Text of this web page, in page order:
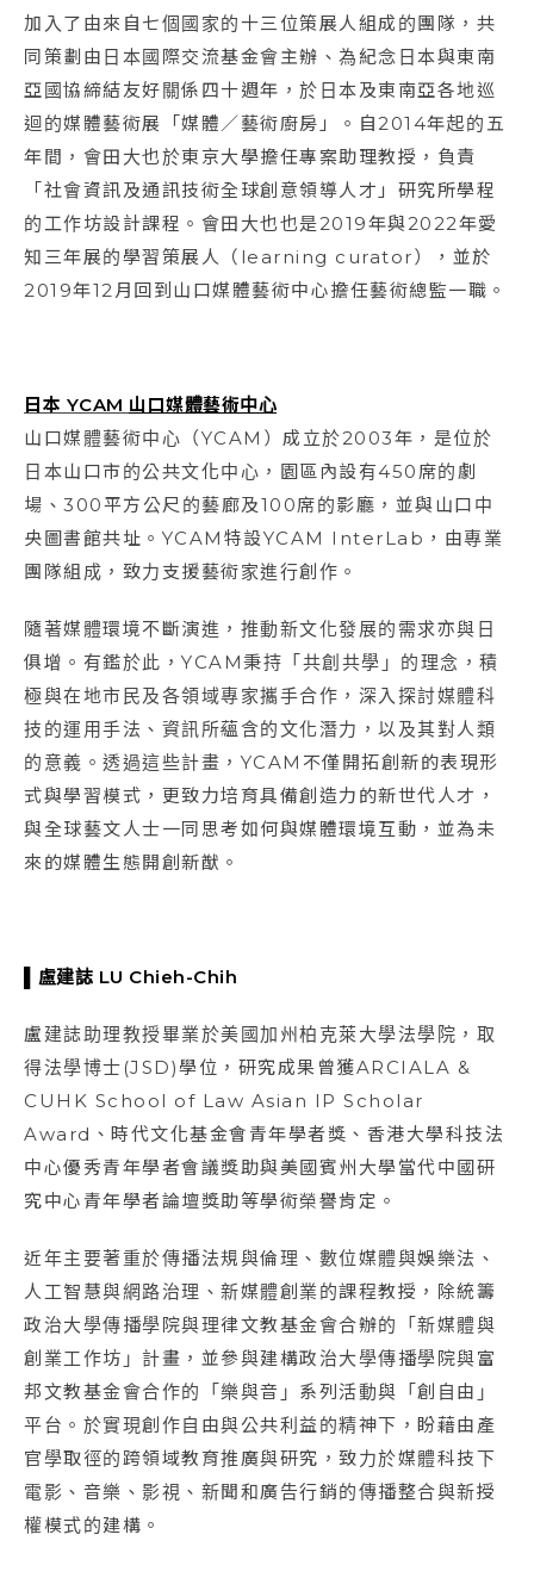
加入了由來自七個國家的十三位策展人組成的團隊，共
同策劃由日本國際交流基金會主辦、為紀念日本與東南
亞國協締結友好關係四十週年，於日本及東南亞各地巡
迴的媒體藝術展「媒體／藝術廚房」。自2014年起的五
年間，會田大也於東京大學擔任專案助理教授，負責
「社會資訊及通訊技術全球創意領導人才」研究所學程
的工作坊設計課程。會田大也也是2019年與2022年愛
知三年展的學習策展人（learning curator），並於
2019年12月回到山口媒體藝術中心擔任藝術總監一職。
日本 YCAM 山口媒體藝術中心
山口媒體藝術中心（YCAM）成立於2003年，是位於
日本山口市的公共文化中心，園區內設有450席的劇
場、300平方公尺的藝廊及100席的影廳，並與山口中
央圖書館共址。YCAM特設YCAM InterLab，由專業
團隊組成，致力支援藝術家進行創作。
隨著媒體環境不斷演進，推動新文化發展的需求亦與日
俱增。有鑑於此，YCAM秉持「共創共學」的理念，積
極與在地市民及各領域專家攜手合作，深入探討媒體科
技的運用手法、資訊所蘊含的文化潛力，以及其對人類
的意義。透過這些計畫，YCAM不僅開拓創新的表現形
式與學習模式，更致力培育具備創造力的新世代人才，
與全球藝文人士一同思考如何與媒體環境互動，並為未
來的媒體生態開創新猷。
▌盧建誌 LU Chieh-Chih
盧建誌助理教授畢業於美國加州柏克萊大學法學院，取
得法學博士(JSD)學位，研究成果曾獲ARCIALA &
CUHK School of Law Asian IP Scholar
Award、時代文化基金會青年學者獎、香港大學科技法
中心優秀青年學者會議獎助與美國賓州大學當代中國研
究中心青年學者論壇獎助等學術榮譽肯定。
近年主要著重於傳播法規與倫理、數位媒體與娛樂法、
人工智慧與網路治理、新媒體創業的課程教授，除統籌
政治大學傳播學院與理律文教基金會合辦的「新媒體與
創業工作坊」計畫，並參與建構政治大學傳播學院與富
邦文教基金會合作的「樂與音」系列活動與「創自由」
平台。於實現創作自由與公共利益的精神下，盼藉由產
官學取徑的跨領域教育推廣與研究，致力於媒體科技下
電影、音樂、影視、新聞和廣告行銷的傳播整合與新授
權模式的建構。